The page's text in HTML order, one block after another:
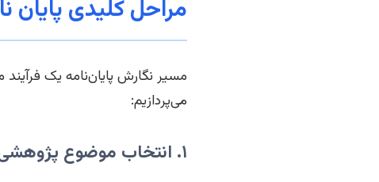
مراحل کلیدی
مسیر نگارش پایان‌نامه یک
می‌پردازیم:
۱. انتخاب موضوع پژوهشی نوآورانه و مرتبط